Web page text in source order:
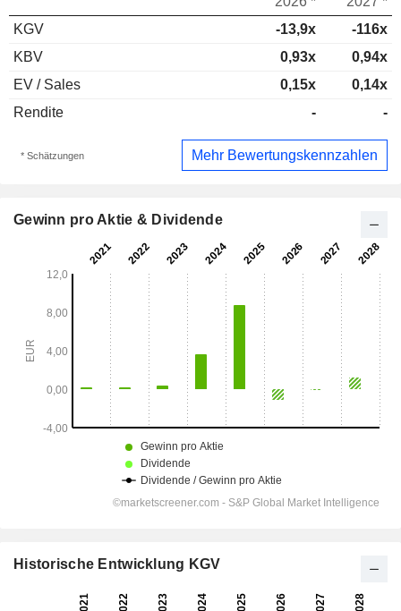
KGV
-13,9x
-116x
KBV
0,93x
0,94x
EV / Sales
0,15x
0,14x
Rendite
- -
* Schätzungen Mehr Bewertungskennzahlen
Gewinn pro Aktie & Dividende
Historische Entwicklung KGV